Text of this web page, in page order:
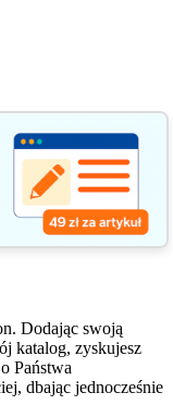
Dodając swoją
katalog, zyskujesz
Państwa
dbając jednocześnie